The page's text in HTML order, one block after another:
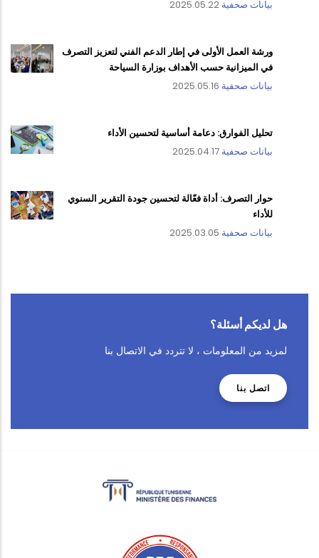
بيانات صحفية 2025.05.22
ورشة العمل الأولى في إطار الدعم الفني لتعزيز التصرف
في الميزانية حسب الأهداف بوزارة السياحة
بيانات صحفية 2025.05.16
تحليل الفوارق: دعامة أساسية لتحسين الأداء
بيانات صحفية 2025.04.17
حوار التصرف: أداة فعّالة لتحسين جودة التقرير السنوي
للأداء
بيانات صحفية 2025.03.05
هل لديكم أسئلة؟
لمزيد من المعلومات ، لا تتردد في الاتصال بنا
اتصل بنا